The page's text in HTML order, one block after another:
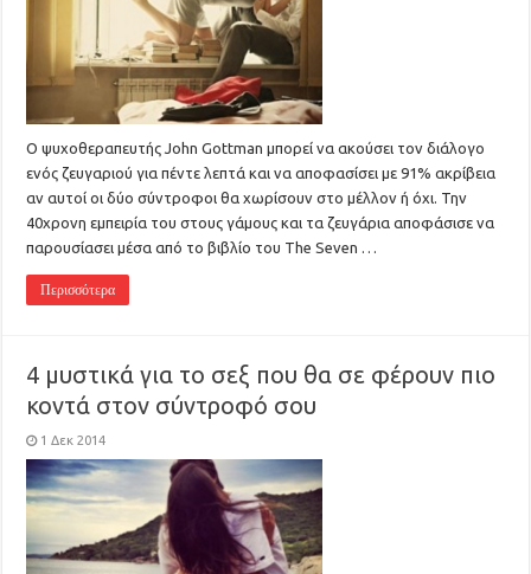
Ο ψυχοθεραπευτής John Gottman μπορεί να ακούσει τον διάλογο
ενός ζευγαριού για πέντε λεπτά και να αποφασίσει με 91% ακρίβεια
αν αυτοί οι δύο σύντροφοι θα χωρίσουν στο μέλλον ή όχι. Την
40χρονη εμπειρία του στους γάμους και τα ζευγάρια αποφάσισε να
παρουσίασει μέσα από το βιβλίο του The Seven …
Περισσότερα
4 μυστικά για το σεξ που θα σε φέρουν πιο
κοντά στον σύντροφό σου
1 Δεκ 2014